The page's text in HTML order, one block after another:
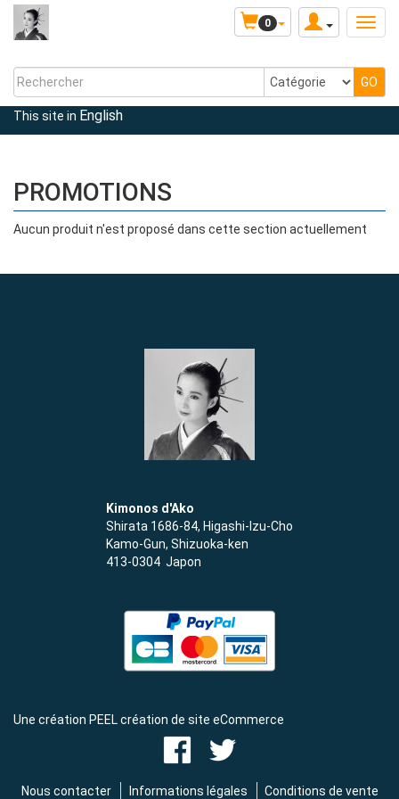
0
This site in English
PROMOTIONS
Aucun produit n'est proposé dans cette section actuellement
Kimonos d'Ako
Shirata 1686-84, Higashi-Izu-Cho
Kamo-Gun, Shizuoka-ken
413-0304 Japon
Une création PEEL création de site eCommerce
Nous contacter Informations légales Conditions de vente